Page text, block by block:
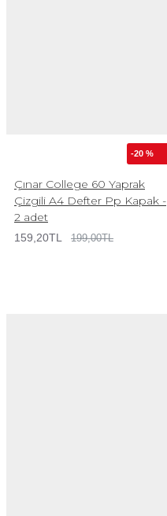
-20 %
Çınar College 60 Yaprak
Çizgili A4 Defter Pp Kapak -
2 adet
159,20TL 199,00TL